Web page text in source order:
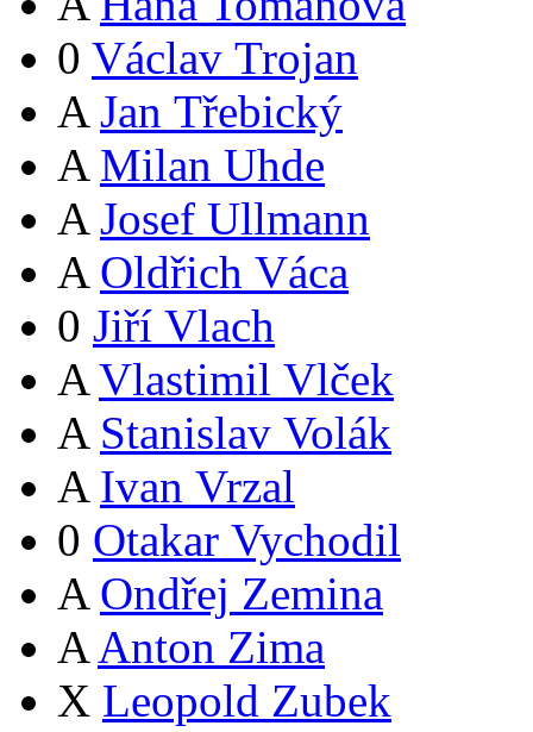
0 Václav Trojan
A Jan Třebický
A Milan Uhde
A Josef Ullmann
A Oldřich Váca
0 Jiří Vlach
A Vlastimil Vlček
A Stanislav Volák
A Ivan Vrzal
0 Otakar Vychodil
A Ondřej Zemina
A Anton Zima
X Leopold Zubek